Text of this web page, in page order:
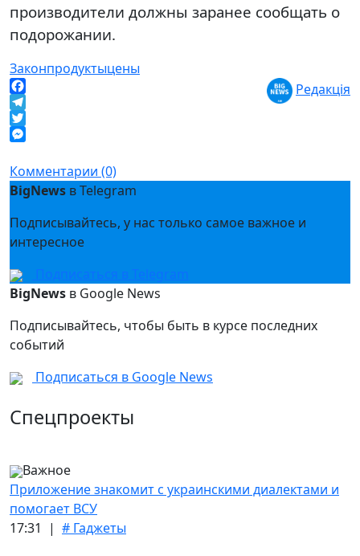
производители должны заранее сообщать о
подорожании.
Законпродуктыцены
Facebook
Telegram
Twitter
Редакція
Комментарии (0)
BigNews в Telegram
Подписывайтесь, у нас только самое важное и
интересное
Подписаться в Telegram
BigNews в Google News
Подписывайтесь, чтобы быть в курсе последних
событий
Подписаться в Google News
Спецпроекты
Важное
Приложение знакомит с украинскими диалектами и
помогает ВСУ
17:31 | # Гаджеты